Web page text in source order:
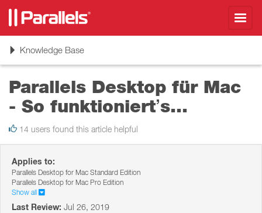
ToggleKnowledge Base
Parallels Desktop für Mac
- So funktioniert’s...
14 users found this article helpful
Applies to:
Parallels Desktop for Mac Standard Edition
Parallels Desktop for Mac Pro Edition
Show all
Last Review: Jul 26, 2019